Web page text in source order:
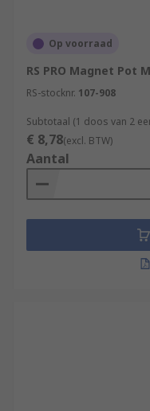
Op voorraad
RS PRO Magnet Pot
RS-stocknr. 107-908
Subtotaal (1 doos van 2
€ 8,78(excl. BTW)
Aantal